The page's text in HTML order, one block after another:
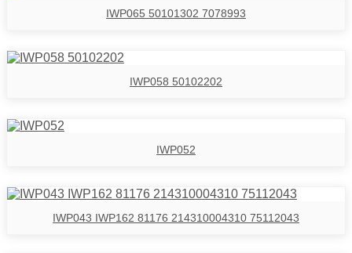
IWP065 50101302 7078993
IWP058 50102202
IWP052
IWP043 IWP162 81176 214310004310 75112043